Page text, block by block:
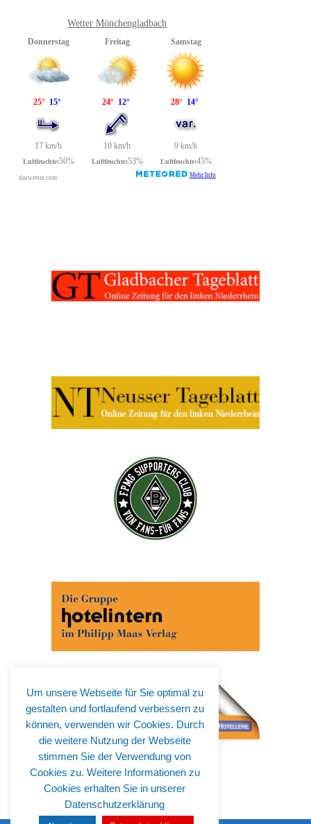
Wetter Mönchengladbach
Um unsere Webseite für Sie optimal zu
gestalten und fortlaufend verbessern zu
können, verwenden wir Cookies. Durch
die weitere Nutzung der Webseite
stimmen Sie der Verwendung von
Cookies zu. Weitere Informationen zu
Cookies erhalten Sie in unserer
Datenschutzerklärung